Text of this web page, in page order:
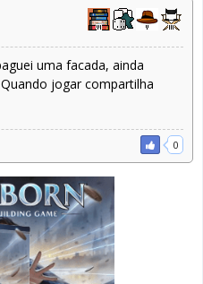
uma facada, ainda
jogar compartilha
0